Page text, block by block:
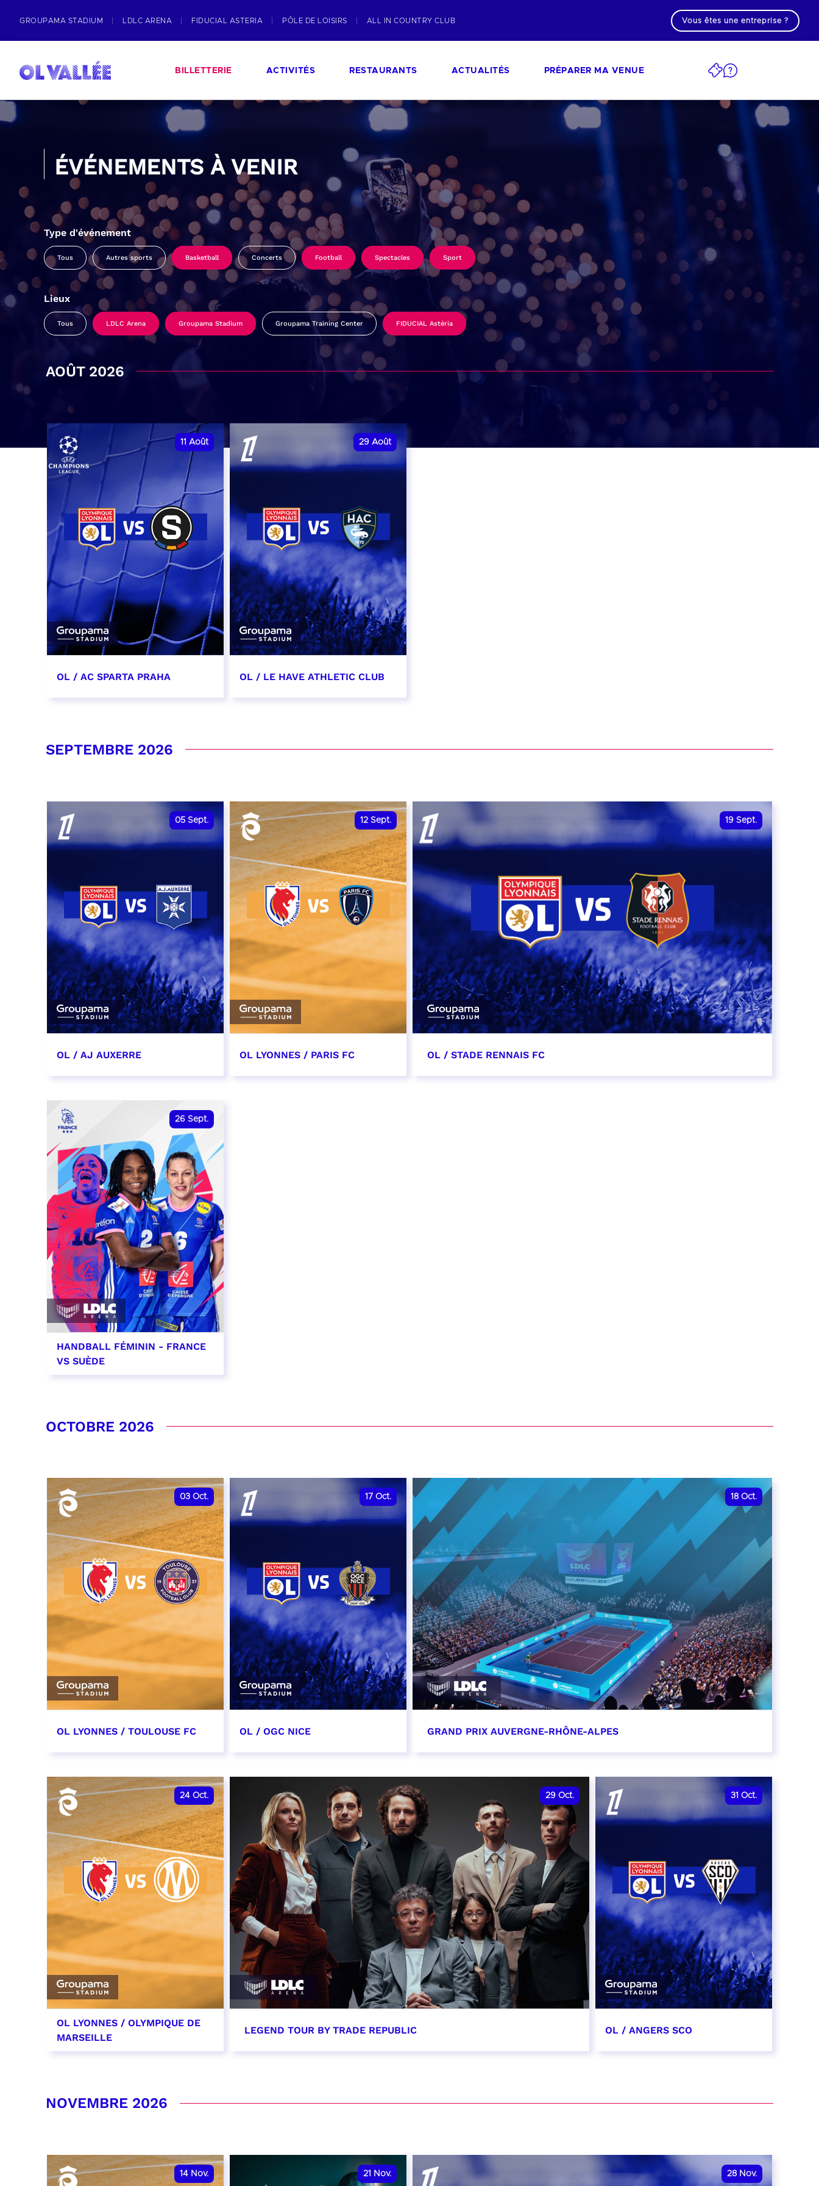
GROUPAMA STADIUM LDLC ARENA FIDUCIAL ASTERIA PÔLE DE LOISIRS ALL IN COUNTRY CLUB Vous êtes une entreprise ?
BILLETTERIE ACTIVITÉS RESTAURANTS ACTUALITÉS PRÉPARER MA VENUE
ÉVÉNEMENTS À VENIR
Type d'événement
Tous Autres sports Basketball Concerts Football Spectacles Sport
Lieux
Tous LDLC Arena Groupama Stadium Groupama Training Center FIDUCIAL Astéria
AOÛT 2026
11 Août
OL / AC SPARTA PRAHA
29 Août
OL / LE HAVE ATHLETIC CLUB
SEPTEMBRE 2026
05 Sept.
OL / AJ AUXERRE
RÉSERVER
12 Sept.
OL LYONNES / PARIS FC
19 Sept.
OL / STADE RENNAIS FC
26 Sept.
HANDBALL FÉMININ - FRANCE
VS SUÈDE
OCTOBRE 2026
03 Oct.
OL LYONNES / TOULOUSE FC
date et heure à confirmer
RÉSERVER
17 Oct.
OL / OGC NICE
date et heure à confirmer
RÉSERVER
18 Oct.
GRAND PRIX AUVERGNE-RHÔNE-ALPES
24 Oct.
OL LYONNES / OLYMPIQUE DE
MARSEILLE
RÉSERVER
29 Oct.
LEGEND TOUR BY TRADE REPUBLIC
31 Oct.
OL / ANGERS SCO
RÉSERVER
NOVEMBRE 2026
14 Nov. 21 Nov. 28 Nov.